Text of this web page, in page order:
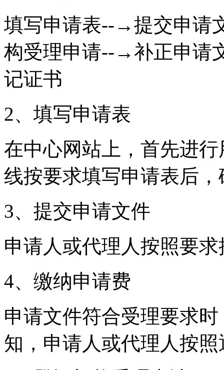
填写申请表--→提交申
构受理申请--→补正申请
记证书
2、填写申请表
在中心网站上，首先进
线按要求填写申请表后
3、提交申请文件
申请人或代理人按照要
4、缴纳申请费
申请文件符合受理要求
知，申请人或代理人按